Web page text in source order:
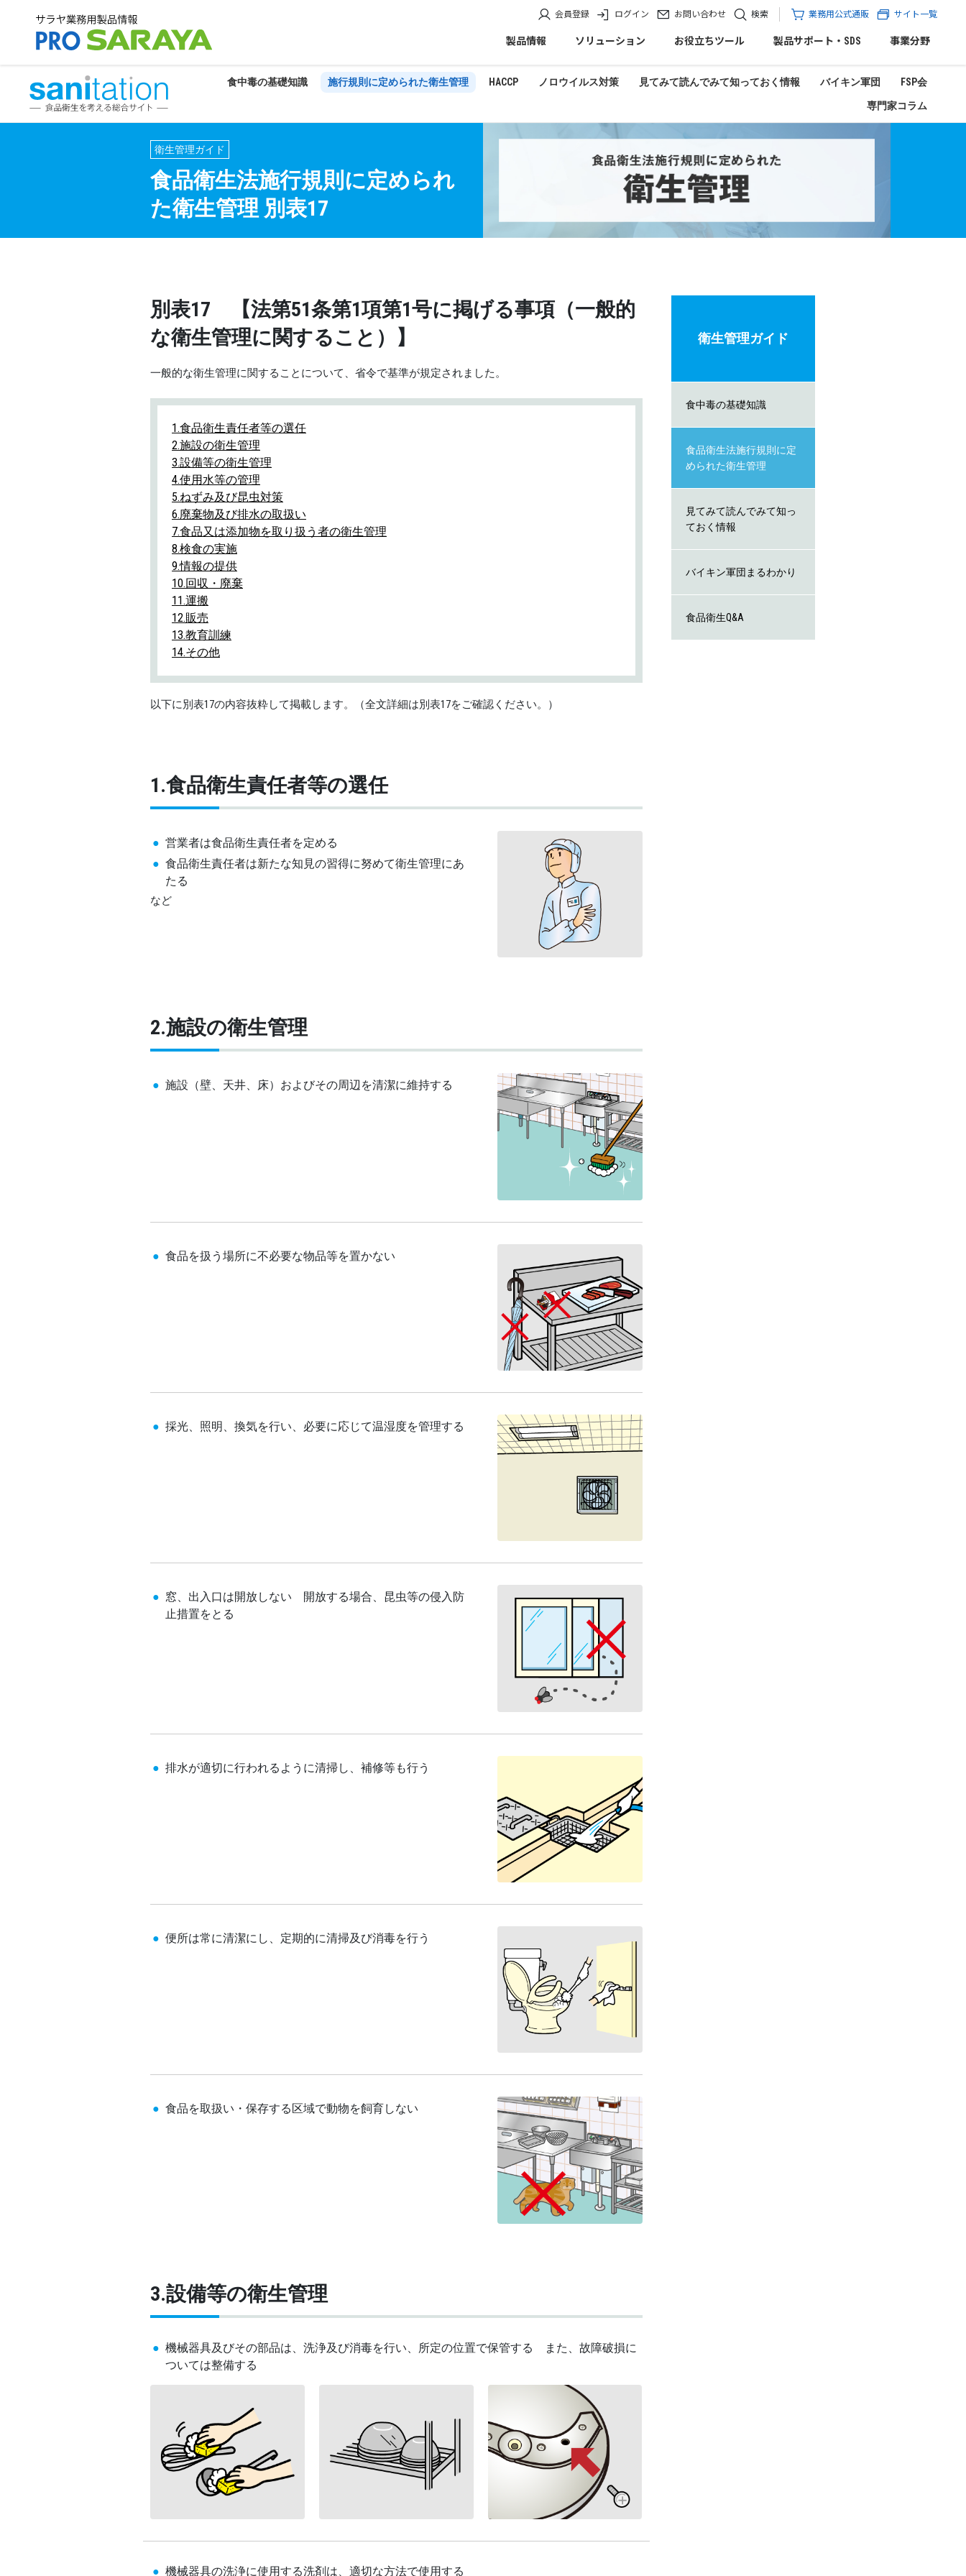
会員登録 ログイン お問い合わせ 検索 業務用公式通販 サイト一覧
製品情報 ソリューション お役立ちツール 製品サポート・SDS 事業分野
食中毒の基礎知識 施行規則に定められた衛生管理 HACCP ノロウイルス対策 見てみて読んでみて知っておく情報 バイキン軍団 FSP会
専門家コラム
衛生管理ガイド
食品衛生法施行規則に定められ
た衛生管理 別表17
別表17 【法第51条第1項第1号に掲げる事項（一般的
な衛生管理に関すること）】
一般的な衛生管理に関することについて、省令で基準が規定されました。
1.食品衛生責任者等の選任
2.施設の衛生管理
3.設備等の衛生管理
4.使用水等の管理
5.ねずみ及び昆虫対策
6.廃棄物及び排水の取扱い
7.食品又は添加物を取り扱う者の衛生管理
8.検食の実施
9.情報の提供
10.回収・廃棄
11.運搬
12.販売
13.教育訓練
14.その他
以下に別表17の内容抜粋して掲載します。（全文詳細は別表17をご確認ください。）
1.食品衛生責任者等の選任
営業者は食品衛生責任者を定める
食品衛生責任者は新たな知見の習得に努めて衛生管理にあ
たる
など
2.施設の衛生管理
施設（壁、天井、床）およびその周辺を清潔に維持する
食品を扱う場所に不必要な物品等を置かない
採光、照明、換気を行い、必要に応じて温湿度を管理する
窓、出入口は開放しない 開放する場合、昆虫等の侵入防
止措置をとる
排水が適切に行われるように清掃し、補修等も行う
便所は常に清潔にし、定期的に清掃及び消毒を行う
食品を取扱い・保存する区域で動物を飼育しない
3.設備等の衛生管理
機械器具及びその部品は、洗浄及び消毒を行い、所定の位置で保管する また、故障破損に
ついては整備する
機械器具の洗浄に使用する洗剤は、適切な方法で使用する
衛生管理ガイド
食中毒の基礎知識
食品衛生法施行規則に定
められた衛生管理
見てみて読んでみて知っ
ておく情報
バイキン軍団まるわかり
食品衛生Q&A